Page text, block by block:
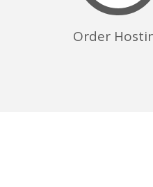
Order